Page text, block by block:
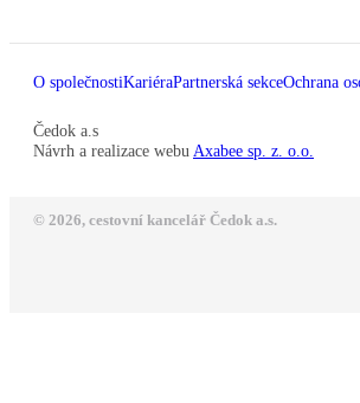
O společnostiKariéraPartnerská sekceOchrana
Čedok a.s
Návrh a realizace webu Axabee sp. z. o.o.
© 2026, cestovní kancelář Čedok a.s.